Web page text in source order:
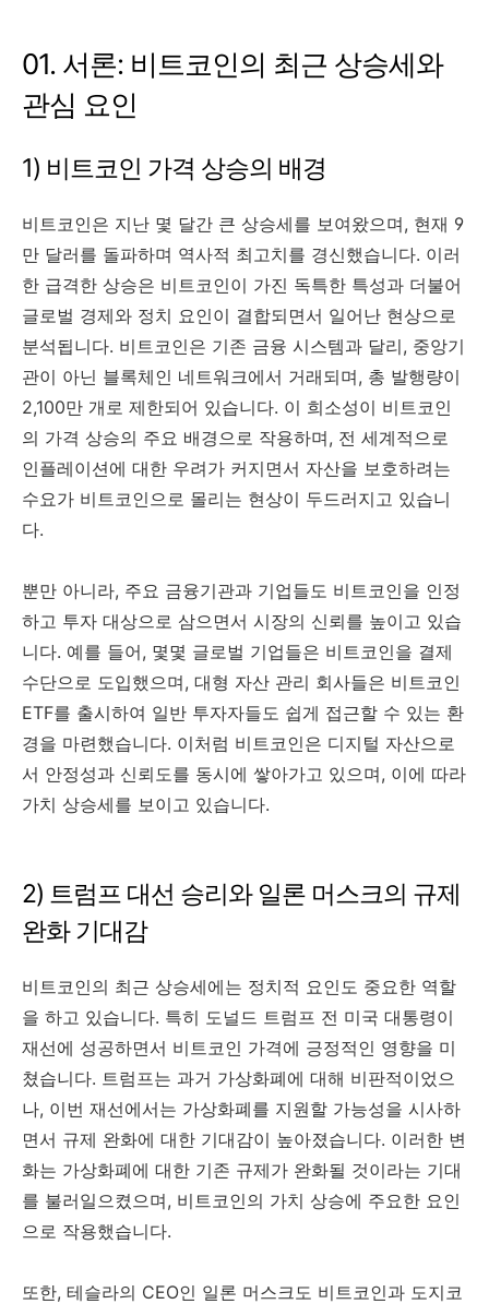
01. 서론: 비트코인의 최근 상승세와
관심 요인
1) 비트코인 가격 상승의 배경
비트코인은 지난 몇 달간 큰 상승세를 보여왔으며, 현재 9
만 달러를 돌파하며 역사적 최고치를 경신했습니다. 이러
한 급격한 상승은 비트코인이 가진 독특한 특성과 더불어
글로벌 경제와 정치 요인이 결합되면서 일어난 현상으로
분석됩니다. 비트코인은 기존 금융 시스템과 달리, 중앙기
관이 아닌 블록체인 네트워크에서 거래되며, 총 발행량이
2,100만 개로 제한되어 있습니다. 이 희소성이 비트코인
의 가격 상승의 주요 배경으로 작용하며, 전 세계적으로
인플레이션에 대한 우려가 커지면서 자산을 보호하려는
수요가 비트코인으로 몰리는 현상이 두드러지고 있습니
다.
뿐만 아니라, 주요 금융기관과 기업들도 비트코인을 인정
하고 투자 대상으로 삼으면서 시장의 신뢰를 높이고 있습
니다. 예를 들어, 몇몇 글로벌 기업들은 비트코인을 결제
수단으로 도입했으며, 대형 자산 관리 회사들은 비트코인
ETF를 출시하여 일반 투자자들도 쉽게 접근할 수 있는 환
경을 마련했습니다. 이처럼 비트코인은 디지털 자산으로
서 안정성과 신뢰도를 동시에 쌓아가고 있으며, 이에 따라
가치 상승세를 보이고 있습니다.
2) 트럼프 대선 승리와 일론 머스크의 규제
완화 기대감
비트코인의 최근 상승세에는 정치적 요인도 중요한 역할
을 하고 있습니다. 특히 도널드 트럼프 전 미국 대통령이
재선에 성공하면서 비트코인 가격에 긍정적인 영향을 미
쳤습니다. 트럼프는 과거 가상화폐에 대해 비판적이었으
나, 이번 재선에서는 가상화폐를 지원할 가능성을 시사하
면서 규제 완화에 대한 기대감이 높아졌습니다. 이러한 변
화는 가상화폐에 대한 기존 규제가 완화될 것이라는 기대
를 불러일으켰으며, 비트코인의 가치 상승에 주요한 요인
으로 작용했습니다.
또한, 테슬라의 CEO인 일론 머스크도 비트코인과 도지코